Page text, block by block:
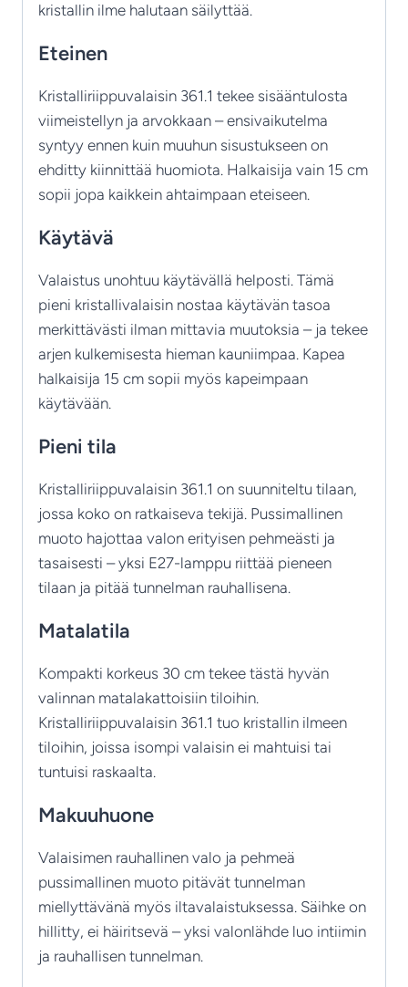
kristallin ilme halutaan säilyttää.
Eteinen
Kristalliriippuvalaisin 361.1 tekee sisääntulosta
viimeistellyn ja arvokkaan – ensivaikutelma
syntyy ennen kuin muuhun sisustukseen on
ehditty kiinnittää huomiota. Halkaisija vain 15 cm
sopii jopa kaikkein ahtaimpaan eteiseen.
Käytävä
Valaistus unohtuu käytävällä helposti. Tämä
pieni kristallivalaisin nostaa käytävän tasoa
merkittävästi ilman mittavia muutoksia – ja tekee
arjen kulkemisesta hieman kauniimpaa. Kapea
halkaisija 15 cm sopii myös kapeimpaan
käytävään.
Pieni tila
Kristalliriippuvalaisin 361.1 on suunniteltu tilaan,
jossa koko on ratkaiseva tekijä. Pussimallinen
muoto hajottaa valon erityisen pehmeästi ja
tasaisesti – yksi E27-lamppu riittää pieneen
tilaan ja pitää tunnelman rauhallisena.
Matalatila
Kompakti korkeus 30 cm tekee tästä hyvän
valinnan matalakattoisiin tiloihin.
Kristalliriippuvalaisin 361.1 tuo kristallin ilmeen
tiloihin, joissa isompi valaisin ei mahtuisi tai
tuntuisi raskaalta.
Makuuhuone
Valaisimen rauhallinen valo ja pehmeä
pussimallinen muoto pitävät tunnelman
miellyttävänä myös iltavalaistuksessa. Säihke on
hillitty, ei häiritsevä – yksi valonlähde luo intiimin
ja rauhallisen tunnelman.